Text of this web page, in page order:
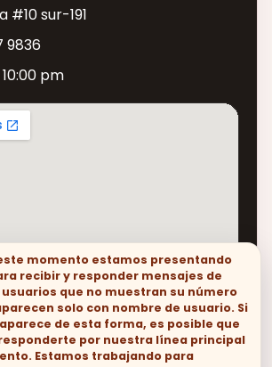
momento estamos presentando
recibir y responder mensajes de
usuarios que no muestran su número
solo con nombre de usuario. Si
de esta forma, es posible que
por nuestra línea principal
Estamos trabajando para
sur-191
9836
pm